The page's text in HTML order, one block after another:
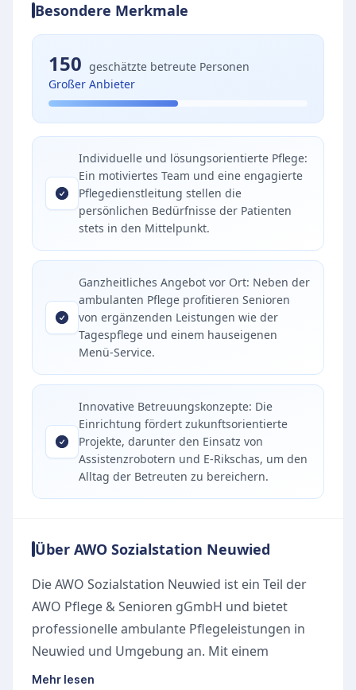
Besondere Merkmale
150 geschätzte betreute Personen
Großer Anbieter
Individuelle und lösungsorientierte Pflege:
Ein motiviertes Team und eine engagierte
Pflegedienstleitung stellen die
persönlichen Bedürfnisse der Patienten
stets in den Mittelpunkt.
Ganzheitliches Angebot vor Ort: Neben der
ambulanten Pflege profitieren Senioren
von ergänzenden Leistungen wie der
Tagespflege und einem hauseigenen
Menü-Service.
Innovative Betreuungskonzepte: Die
Einrichtung fördert zukunftsorientierte
Projekte, darunter den Einsatz von
Assistenzrobotern und E-Rikschas, um den
Alltag der Betreuten zu bereichern.
Über AWO Sozialstation Neuwied
Die AWO Sozialstation Neuwied ist ein Teil der
AWO Pflege & Senioren gGmbH und bietet
professionelle ambulante Pflegeleistungen in
Neuwied und Umgebung an. Mit einem
engagierten und lösungsorientierten Team
Mehr lesen